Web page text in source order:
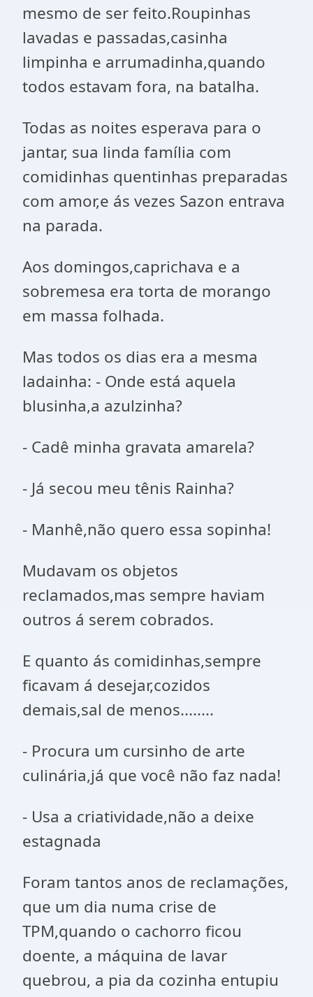
mesmo de ser feito.Roupinhas
lavadas e passadas,casinha
limpinha e arrumadinha,quando
todos estavam fora, na batalha.
Todas as noites esperava para o
jantar, sua linda família com
comidinhas quentinhas preparadas
com amor,e ás vezes Sazon entrava
na parada.
Aos domingos,caprichava e a
sobremesa era torta de morango
em massa folhada.
Mas todos os dias era a mesma
ladainha: - Onde está aquela
blusinha,a azulzinha?
- Cadê minha gravata amarela?
- Já secou meu tênis Rainha?
- Manhê,não quero essa sopinha!
Mudavam os objetos
reclamados,mas sempre haviam
outros á serem cobrados.
E quanto ás comidinhas,sempre
ficavam á desejar,cozidos
demais,sal de menos........
- Procura um cursinho de arte
culinária,já que você não faz nada!
- Usa a criatividade,não a deixe
estagnada
Foram tantos anos de reclamações,
que um dia numa crise de
TPM,quando o cachorro ficou
doente, a máquina de lavar
quebrou, a pia da cozinha entupiu